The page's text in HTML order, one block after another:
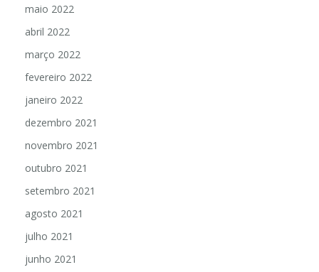
maio 2022
abril 2022
março 2022
fevereiro 2022
janeiro 2022
dezembro 2021
novembro 2021
outubro 2021
setembro 2021
agosto 2021
julho 2021
junho 2021